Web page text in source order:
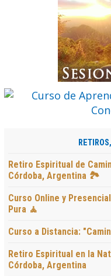
Retiro Espiritual de
Córdoba, Argentina 🏞️
Curso Online y
Pura 🧘
Curso a Distancia:
Retiro Espiritual en la
Córdoba, Argentina